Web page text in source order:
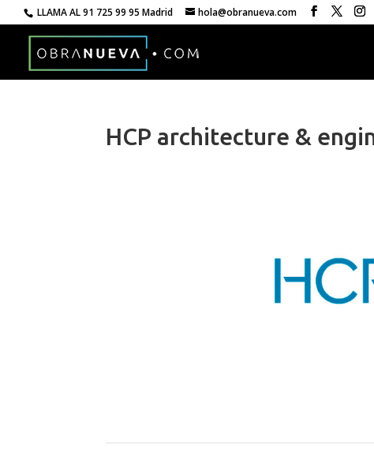
LLAMA AL91 725 99 95 Madrid hola@obranueva.com
HCP architecture &